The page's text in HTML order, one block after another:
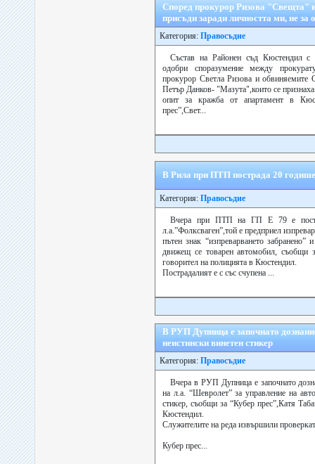
Според прокурор Ризова "Свещта"
присъди заради личността ми, не за
Категория: Правосъдие
Състав на Районен съд Кюстендил с
одобри споразумение между
прокурор Светла Ризова и
Петър Данков- "Мазута",които се
опит за кражба от апартамент в
прес”,Свет...
В Рила при ПТП пострада 20
Категория: Правосъдие
Вчера при ПТП на ГП Е 79 е
л.а.”Фолксваген”,той е предприел
пътен знак “изпреварването
движещ се товарен автомобил, съобщи
говорител на полицията в Кюстендил.
Пострадалият е с със счупена ...
В РУП Дупница е започнато
неистински винетен стикер
Категория: Правосъдие
Вчера в РУП Дупница е започнато
на л.а. “Шевролет” за управление на
стикер, съобщи за “Кубер прес”,Катя
Кюстендил.
Служителите на реда извършили
Кубер прес...